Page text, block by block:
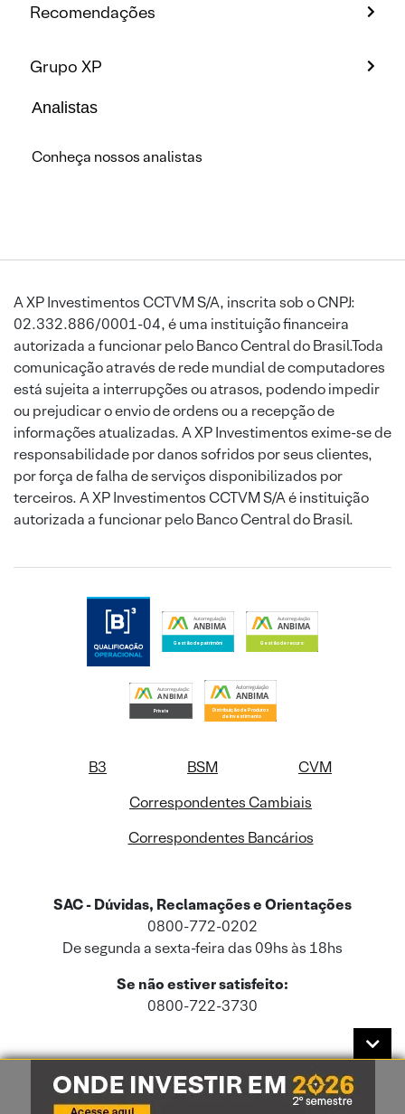
Recomendações
Grupo XP
Analistas
Conheça nossos analistas
A XP Investimentos CCTVM S/A, inscrita sob o CNPJ:
02.332.886/0001-04, é uma instituição financeira
autorizada a funcionar pelo Banco Central do Brasil.Toda
comunicação através de rede mundial de computadores
está sujeita a interrupções ou atrasos, podendo impedir
ou prejudicar o envio de ordens ou a recepção de
informações atualizadas. A XP Investimentos exime-se de
responsabilidade por danos sofridos por seus clientes,
por força de falha de serviços disponibilizados por
terceiros. A XP Investimentos CCTVM S/A é instituição
autorizada a funcionar pelo Banco Central do Brasil.
B3 BSM
CVM
Correspondentes Cambiais
Correspondentes Bancários
SAC - Dúvidas, Reclamações e Orientações
0800-772-0202
De segunda a sexta-feira das 09hs às 18hs
Se não estiver satisfeito:
0800-722-3730
Este site usa cookies e dados pessoais de acordo com a nossaPolítica de
Cookies
e a nossaPolítica de Privacidade.